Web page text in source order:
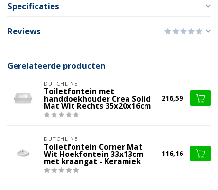
Specificaties
Reviews
Gerelateerde producten
DUTCHLINE
Toiletfontein met
handdoekhouder Crea Solid
Mat Wit Rechts 35x20x16cm
216,59
DUTCHLINE
Toiletfontein Corner Mat
Wit Hoekfontein 33x13cm
met kraangat - Keramiek
116,16